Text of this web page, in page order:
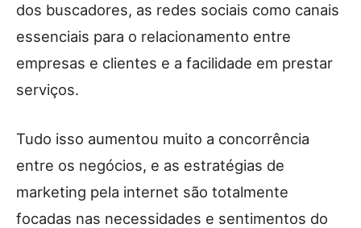
dos buscadores, as redes sociais como canais
essenciais para o relacionamento entre
empresas e clientes e a facilidade em prestar
serviços.
Tudo isso aumentou muito a concorrência
entre os negócios, e as estratégias de
marketing pela internet são totalmente
focadas nas necessidades e sentimentos do